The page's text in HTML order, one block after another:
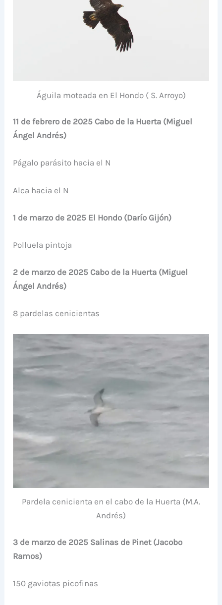
Águila moteada en El Hondo ( S. Arroyo)
11 de febrero de 2025 Cabo de la Huerta (Miguel
Ángel Andrés)
Págalo parásito hacia el N
Alca hacia el N
1 de marzo de 2025 El Hondo (Darío Gijón)
Polluela pintoja
2 de marzo de 2025 Cabo de la Huerta (Miguel
Ángel Andrés)
8 pardelas cenicientas
Pardela cenicienta en el cabo de la Huerta (M.A.
Andrés)
3 de marzo de 2025 Salinas de Pinet (Jacobo
Ramos)
150 gaviotas picofinas